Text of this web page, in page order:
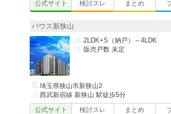
公式サイト
検討スレ まとめ
バウス新狭山
2LDK+S（納戸）～4LDK
販売戸数 未定
埼玉県狭山市新狭山2
西武新宿線 新狭山 駅徒歩5分
公式サイト
検討スレ まとめ